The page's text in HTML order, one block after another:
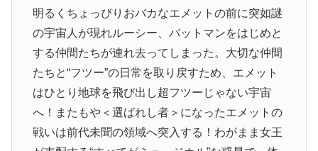
明るくちょっぴりおバカなエメットの前に突如謎
の宇宙人が現れルーシー、バットマンをはじめと
する仲間たちが連れ去ってしまった。大切な仲間
たちと“フツー”の日常を取り戻すため、エメット
はひとり地球を飛び出し超フツーじゃない宇宙
へ！またもや＜選ばれし者＞になったエメットの
戦いは前代未聞の領域へ突入する！わがまま女王